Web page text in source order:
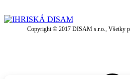
Copyright © 2017 DISAM s.r.o., Všetky